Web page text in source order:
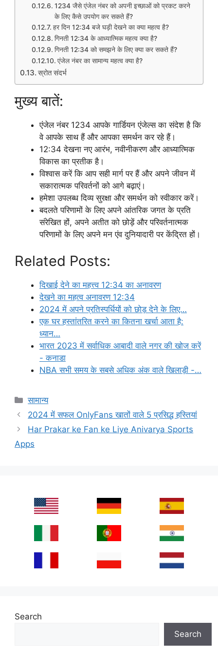
1234 जैसे एंजेल नंबर को अपनी इच्छाओं को प्रकट करने
के लिए कैसे उपयोग कर सकते हैं?
हर दिन 12:34 बजे घड़ी देखने का क्या महत्व है?
गिनती 12:34 के आध्यात्मिक महत्व क्या है?
गिनती 12:34 को समझने के लिए क्या कर सकते हैं?
एंजेल नंबर का सामान्य महत्व क्या है?
स्रोत संदर्भ
मुख्य बातें:
एंजेल नंबर 1234 आपके गार्डियन एंजेल्स का संदेश है कि
वे आपके साथ हैं और आपका समर्थन कर रहे हैं।
12:34 देखना नए आरंभ, नवीनीकरण और आध्यात्मिक
विकास का प्रतीक है।
विश्वास करें कि आप सही मार्ग पर हैं और अपने जीवन में
सकारात्मक परिवर्तनों को आगे बढ़ाएं।
हमेशा उपलब्ध दिव्य सुरक्षा और समर्थन को स्वीकार करें।
बदलते परिणामों के लिए अपने आंतरिक जगत के प्रति
संरेखित हों, अपने अतीत को छोड़ें और परिवर्तनात्मक
परिणामों के लिए अपने मन एंव दुनियादारी पर केंद्रित हों।
Related Posts:
दिखाई देने का महत्त्व 12:34 का अनावरण
देखने का महत्व अनावरण 12:34
2024 में अपने प्रतिस्पर्धियों को छोड़ देने के लिए…
एक घर हस्तांतरित करने का कितना खर्चा आता है:
ध्यान…
भारत 2023 में सर्वाधिक आबादी वाले नगर की खोज करें
- कनाडा
NBA सभी समय के सबसे अधिक अंक वाले खिलाड़ी -…
Categories
सामान्य
2024 में सफल OnlyFans खातों वाले 5 प्रसिद्ध हस्तियां
Har Prakar ke Fan ke Liye Anivarya Sports
Apps
Search
Search